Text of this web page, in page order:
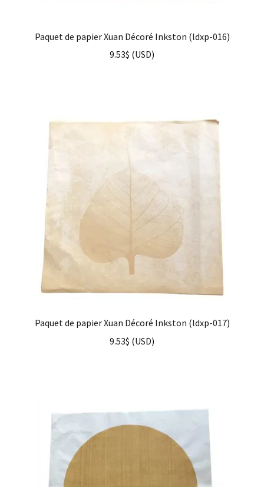
Paquet de papier Xuan Décoré Inkston (ldxp-016)
9.53$ (USD)
Paquet de papier Xuan Décoré Inkston (ldxp-017)
9.53$ (USD)